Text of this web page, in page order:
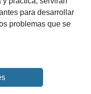
para desarrollar
problemas que se